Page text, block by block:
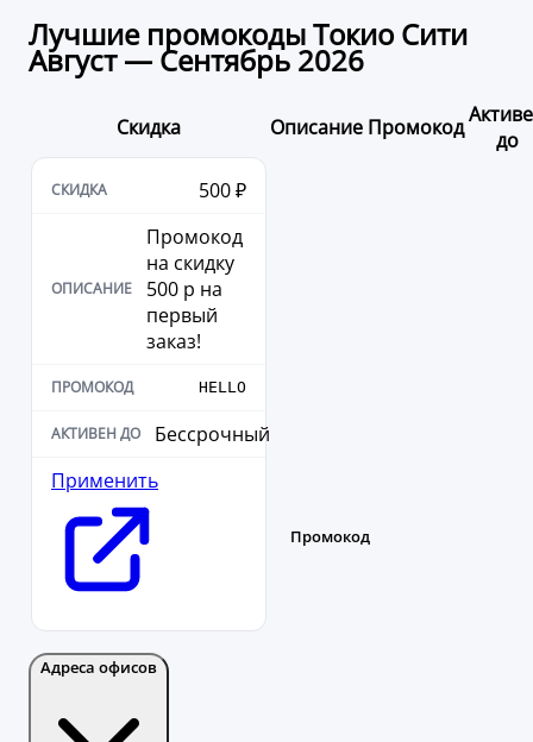
Лучшие промокоды Токио Сити
Август — Сентябрь 2026
Скидка Описание Промокод
до
500 ₽
Промокод
на скидку
500 р на
первый
заказ!
HELLO
Бессрочный
Применить
Адреса офисов